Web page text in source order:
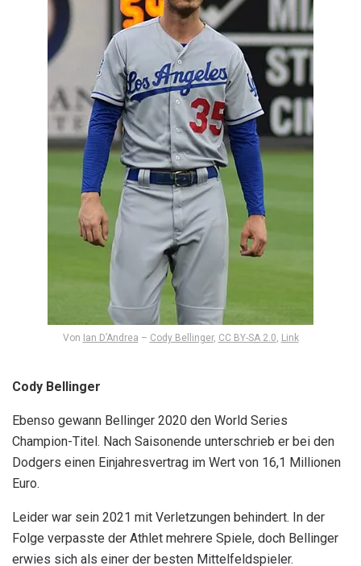
Von Ian D’Andrea – Cody Bellinger, CC BY-SA 2.0 Link
Cody Bellinger
Ebenso gewann Bellinger 2020 den World Series
Champion-Titel. Nach Saisonende unterschrieb er bei den
Dodgers einen Einjahresvertrag im Wert von 16,1 Millionen
Euro.
Leider war sein 2021 mit Verletzungen behindert. In der
Folge verpasste der Athlet mehrere Spiele, doch Bellinger
erwies sich als einer der besten Mittelfeldspieler.